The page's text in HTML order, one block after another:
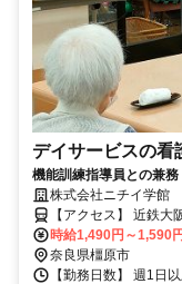
デイサービスの看
機能訓練指導員との兼
事です♪
株式会社ニチイ学館
【アクセス】 近鉄大阪線真菅駅
町723-4 ■アク
時給1,490円～1,590
奈良県橿原市
【勤務日数】 週1日